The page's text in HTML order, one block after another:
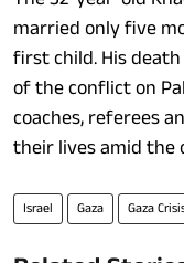
married only five
first child. His
of the conflict on
coaches, referees
their lives amid the
Israel Gaza Gaza